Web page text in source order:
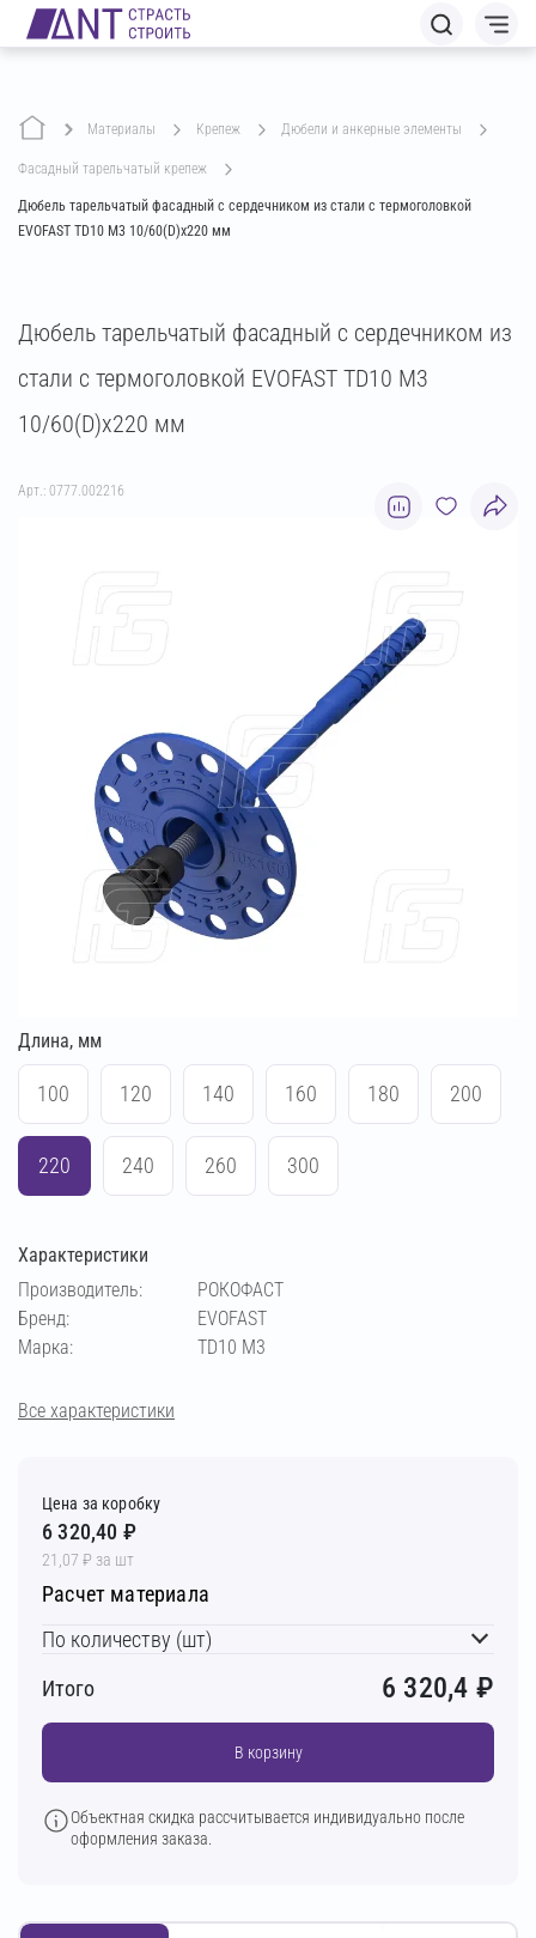
Материалы крепеж дюбели и анкерные элементы
фасадный тарельчатый крепеж
Дюбель тарельчатый фасадный с сердечником из стали с термоголовкой
EVOFAST TD10 M3 10/60(D)х220 мм
Дюбель тарельчатый фасадный с сердечником из
стали с термоголовкой EVOFAST TD10 M3
10/60(D)х220 мм
Арт.: 0777.002216
Длина, мм
100 120 140 160 180 200
220 240 260 300
Характеристики
Производитель:
РОКОФАСТ
Бренд:
EVOFAST
Марка:
TD10 M3
Все характеристики
Цена за коробку
6 320,40 ₽
21,07 ₽ за шт
Расчет материала
По количеству (шт)
Итого
6 320,4 ₽
В корзину
Объектная скидка рассчитывается индивидуально после
оформления заказа.